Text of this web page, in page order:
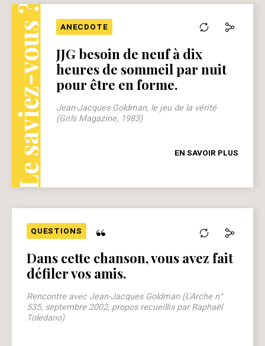
Le saviez-vous ? ANECDOTE
JJG besoin de neuf à dix
heures de sommeil par nuit
pour être en forme.
Jean-Jacques Goldman, le jeu de la vérité
(Girls Magazine, 1983)
EN SAVOIR PLUS
QUESTIONS “
Dans cette chanson, vous avez fait
défiler vos amis.
Rencontre avec Jean-Jacques Goldman (L'Arche n°
535, septembre 2002, propos recueillis par Raphaël
Toledano)